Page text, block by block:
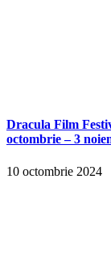
Dracula Film
octombrie – 3
10 octombrie 2024